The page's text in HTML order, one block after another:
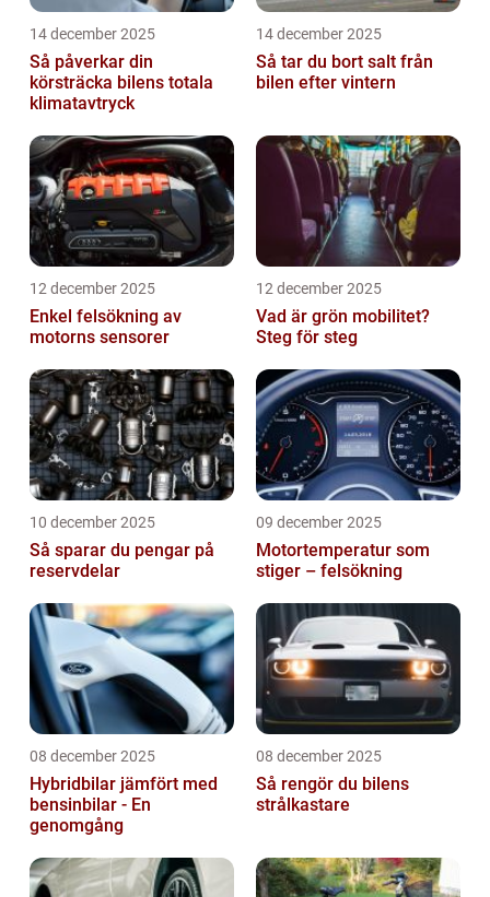
14 december 2025
Så påverkar din
körsträcka bilens totala
klimatavtryck
14 december 2025
Så tar du bort salt från
bilen efter vintern
12 december 2025
Enkel felsökning av
motorns sensorer
12 december 2025
Vad är grön mobilitet?
Steg för steg
10 december 2025
Så sparar du pengar på
reservdelar
09 december 2025
Motortemperatur som
stiger – felsökning
08 december 2025
Hybridbilar jämfört med
bensinbilar - En
genomgång
08 december 2025
Så rengör du bilens
strålkastare